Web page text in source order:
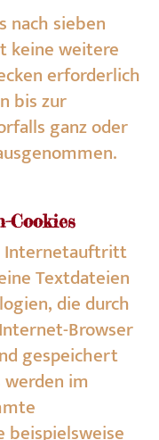
nach sieben
keine weitere
erforderlich
bis zur
ganz oder
Cookies
Internetauftritt
Textdateien
die durch
Browser
gespeichert
im
beispielsweise